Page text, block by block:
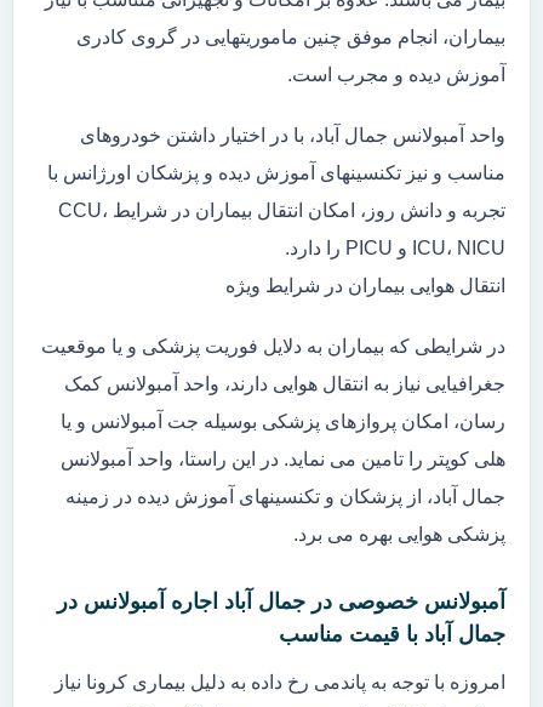
بیماران، انجام موفق چنین ماموریتهایی در گروی کادری
آموزش دیده و مجرب است.
واحد آمبولانس جمال آباد، با در اختیار داشتن خودروهای
مناسب و نیز تکنسینهای آموزش دیده و پزشکان اورژانس با
تجربه و دانش روز، امکان انتقال بیماران در شرایط CCU،
ICU، NICU و PICU را دارد.
انتقال هوایی بیماران در شرایط ویژه
در شرایطی که بیماران به دلایل فوریت پزشکی و یا موقعیت
جغرافیایی نیاز به انتقال هوایی دارند، واحد آمبولانس کمک
رسان، امکان پروازهای پزشکی بوسیله جت آمبولانس و یا
هلی کوپتر را تامین می نماید. در این راستا، واحد آمبولانس
جمال آباد، از پزشکان و تکنسینهای آموزش دیده در زمینه
پزشکی هوایی بهره می برد.
آمبولانس خصوصی در جمال آباد اجاره آمبولانس در
جمال آباد با قیمت مناسب
امروزه با توجه به پاندمی رخ داده به دلیل بیماری کرونا نیاز